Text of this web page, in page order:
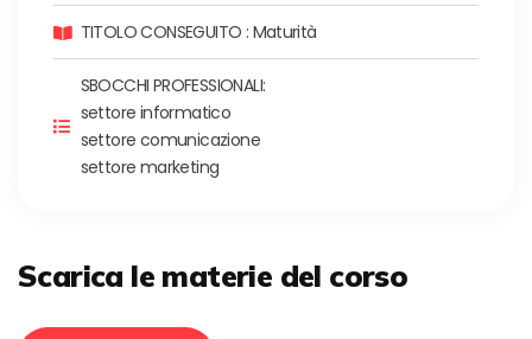
TITOLO CONSEGUITO : Maturità
SBOCCHI PROFESSIONALI:
settore informatico
settore comunicazione
settore marketing
Scarica le materie del corso